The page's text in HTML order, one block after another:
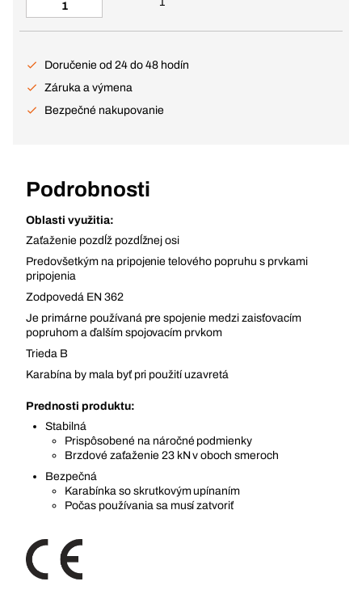
Doručenie od 24 do 48 hodín
Záruka a výmena
Bezpečné nakupovanie
Podrobnosti
Oblasti využitia:
Zaťaženie pozdĺž pozdĺžnej osi
Predovšetkým na pripojenie telového popruhu s prvkami
pripojenia
Zodpovedá EN 362
Je primárne používaná pre spojenie medzi zaisťovacím
popruhom a ďalším spojovacím prvkom
Trieda B
Karabína by mala byť pri použití uzavretá
Prednosti produktu:
Stabilná
Prispôsobené na náročné podmienky
Brzdové zaťaženie 23 kN v oboch smeroch
Bezpečná
Karabínka so skrutkovým upínaním
Počas používania sa musí zatvoriť